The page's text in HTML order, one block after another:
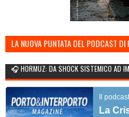
LA NUOVA PUNTATA DEL PODCAST
🎧 HORMUZ: DA SHOCK SISTEMICO AD